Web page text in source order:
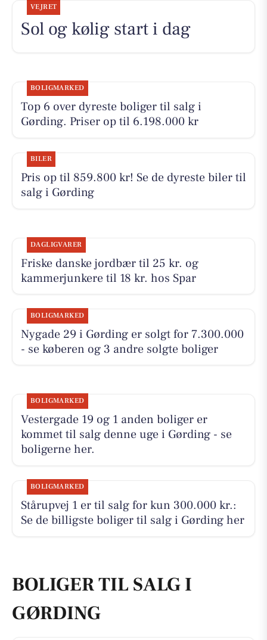
VEJRET
Sol og kølig start i dag
BOLIGMARKED
Top 6 over dyreste boliger til salg i
Gørding. Priser op til 6.198.000 kr
BILER
Pris op til 859.800 kr! Se de dyreste biler til
salg i Gørding
DAGLIGVARER
Friske danske jordbær til 25 kr. og
kammerjunkere til 18 kr. hos Spar
BOLIGMARKED
Nygade 29 i Gørding er solgt for 7.300.000
- se køberen og 3 andre solgte boliger
BOLIGMARKED
Vestergade 19 og 1 anden boliger er
kommet til salg denne uge i Gørding - se
boligerne her.
BOLIGMARKED
Stårupvej 1 er til salg for kun 300.000 kr.:
Se de billigste boliger til salg i Gørding her
BOLIGER TIL SALG I
GØRDING